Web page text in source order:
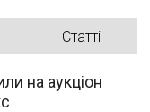
Статті
на аукціон